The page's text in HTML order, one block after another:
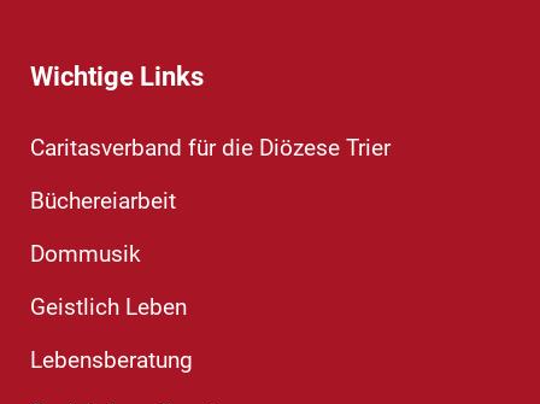
Wichtige Links
Caritasverband für die Diözese Trier
Büchereiarbeit
Dommusik
Geistlich Leben
Lebensberatung